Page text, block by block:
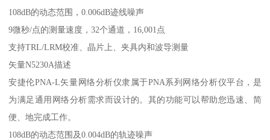
108dB的动态范围，0.006dB迹线噪声
9微秒/点的测量速度，32个通道，16,001点
支持TRL/LRM校准、晶片上、夹具内和波导测量
矢量N5230A描述
安捷伦PNA-L矢量网络分析仪隶属于PNA系列网络分析仪平台，是
为满足通用网络分析需求而设计的。其的功能可以帮助您迅速、简
便、地完成工作。
108dB的动态范围及0.004dB的轨迹噪声